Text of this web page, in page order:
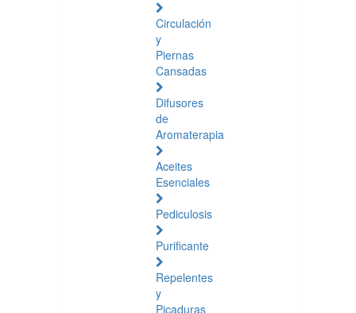
Circulación
y
Piernas
Cansadas
Difusores
de
Aromaterapia
Aceites
Esenciales
Pediculosis
Purificante
Repelentes
y
Picaduras